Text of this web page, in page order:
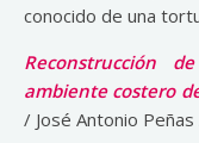
conocido de una
Reconstrucción
ambiente costero
/ José Antonio Peñas